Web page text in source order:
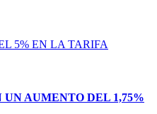
AUMENTO DEL 1,75%